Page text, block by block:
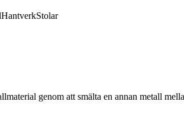
HantverkStolar
genom att smälta en annan metall